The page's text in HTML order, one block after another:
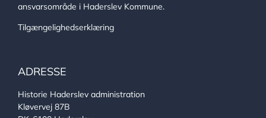
ansvarsområde i Haderslev Kommune.
Tilgængelighedserklæring
ADRESSE
Historie Haderslev administration
Kløvervej 87B